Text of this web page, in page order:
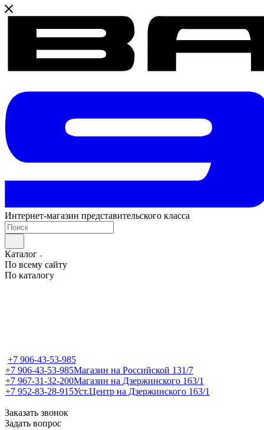
Интернет-магазин представительского класса
Каталог
По всему сайту
По каталогу
+7 906-43-53-985
+7 906-43-53-985Магазин на Российской 131/7
+7 967-31-32-200Магазин на Дзержинского 163/1
+7 952-83-28-915Уст.Центр на Дзержинского 163/1
Заказать звонок
Задать вопрос